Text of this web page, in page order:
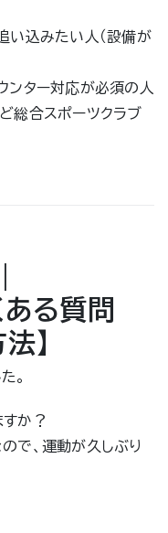
い込みたい人（設備が
ンター対応が必須の人
総合スポーツクラブ
る質問
】
。
か？
で、運動が久しぶり